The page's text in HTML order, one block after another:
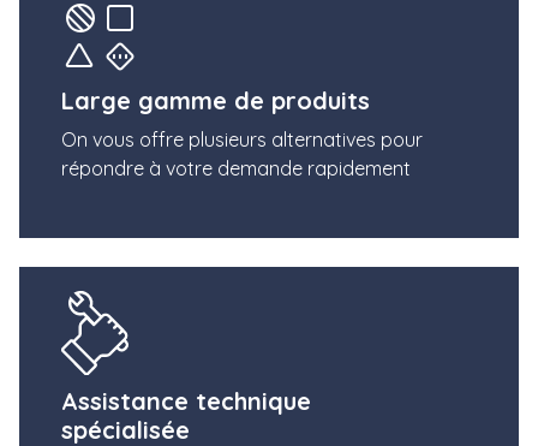
Large gamme de produits
On vous offre plusieurs alternatives pour
répondre à votre demande rapidement
Assistance technique
spécialisée